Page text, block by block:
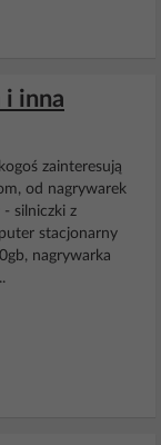
i inna
zainteresują
od nagrywarek
silniczki z
stacjonarny
nagrywarka